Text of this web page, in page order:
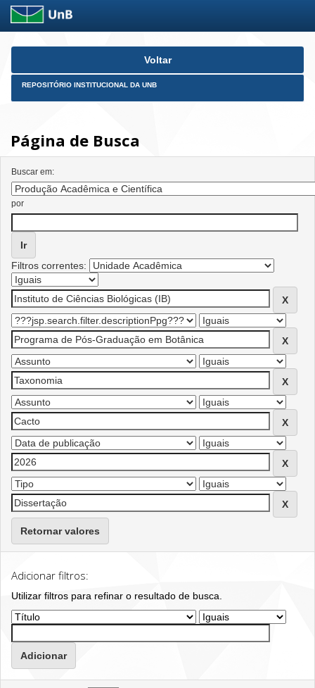
Skip
Voltar
REPOSITÓRIO INSTITUCIONAL DA UNB
Página de Busca
Buscar em:
por
Filtros correntes:
Retornar valores
Adicionar filtros:
Utilizar filtros para refinar o resultado de busca.